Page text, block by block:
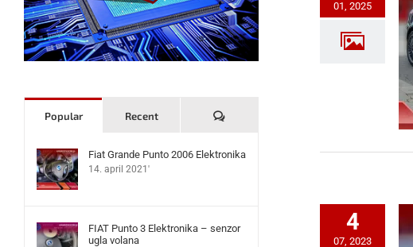
01, 2025
4
07, 2023
Popular Recent Komentari
Fiat Grande Punto 2006 Elektronika
14. april 2021'
FIAT Punto 3 Elektronika – senzor
ugla volana